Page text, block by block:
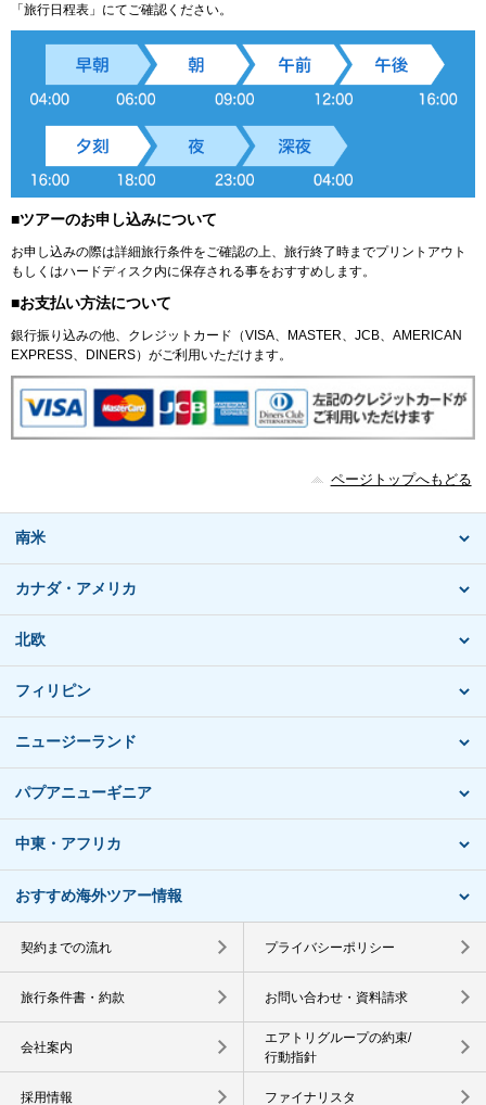
「旅行日程表」にてご確認ください。
■ツアーのお申し込みについて
お申し込みの際は詳細旅行条件をご確認の上、旅行終了時までプリントアウト
もしくはハードディスク内に保存される事をおすすめします。
■お支払い方法について
銀行振り込みの他、クレジットカード（VISA、MASTER、JCB、AMERICAN
EXPRESS、DINERS）がご利用いただけます。
ページトップへもどる
南米
カナダ・アメリカ
北欧
フィリピン
ニュージーランド
パプアニューギニア
中東・アフリカ
おすすめ海外ツアー情報
契約までの流れ プライバシーポリシー
旅行条件書・約款 お問い合わせ・資料請求
会社案内
エアトリグループの約束/
行動指針
採用情報 ファイナリスタ